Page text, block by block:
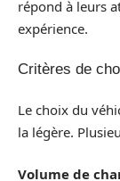
répond à leurs
expérience.
Critères de
Le choix du
la légère.
Volume de